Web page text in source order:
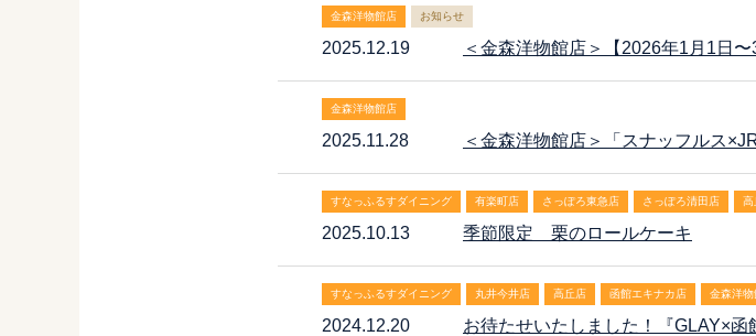
金森洋物館店 お知らせ
2025.12.19 ＜金森洋物館店＞【2026年1月1日
金森洋物館店
2025.11.28 ＜金森洋物館店＞「スナッフルス
すなっふるすダイニング 有楽町店 さっぽろ東急店 さっぽろ清田店 高
2025.10.13 季節限定 栗のロールケーキ
すなっふるすダイニング 丸井今井店 高丘店 函館エキナカ店 金森洋物
2024.12.20
お待たせいたしました！『GLAY×